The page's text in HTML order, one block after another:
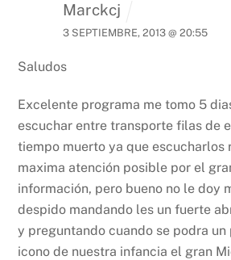
Marckcj
3 SEPTIEMBRE, 2013 @ 20:55
Saludos
Excelente programa me tomo 5
escuchar entre transporte filas de
tiempo muerto ya que escucharlos
maxima atención posible por el
información, pero bueno no le doy
despido mandando les un fuerte
y preguntando cuando se podra un
icono de nuestra infancia el gran